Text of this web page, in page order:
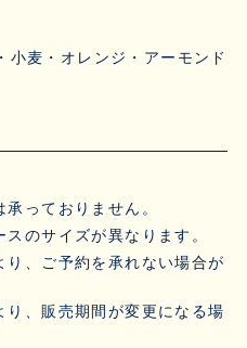
麦・オレンジ・アーモンド
っておりません。
のサイズが異なります。
、ご予約を承れない場合が
、販売期間が変更になる場